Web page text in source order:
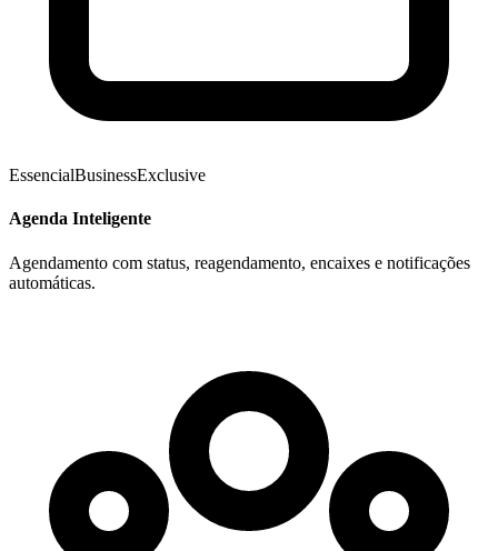
EssencialBusinessExclusive
Agenda Inteligente
Agendamento com status, reagendamento, encaixes e notificações
automáticas.